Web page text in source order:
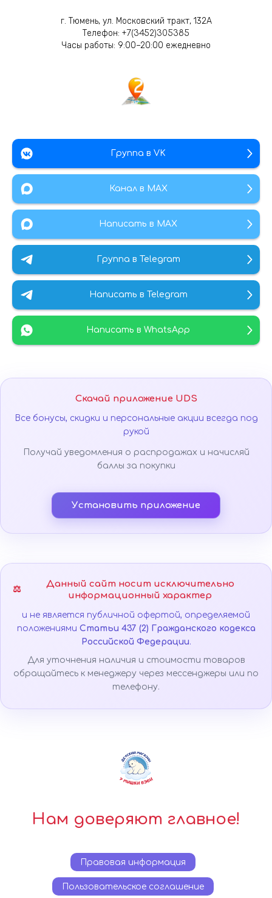
г. Тюмень, ул. Московский тракт, 132А
Телефон: +7(3452)305385
Часы работы: 9:00–20:00 ежедневно
Группа в VK
Канал в МАХ
Написать в MAX
Группа в Telegram
Написать в Telegram
Написать в WhatsApp
Скачай приложение UDS
Все бонусы, скидки и персональные акции всегда под
рукой
Получай уведомления о распродажах и начисляй
баллы за покупки
Установить приложение
⚖️
Данный сайт носит исключительно
информационный характер
и не является публичной офертой, определяемой
положениями Статьи 437 (2) Гражданского кодекса
Российской Федерации.
Для уточнения наличия и стоимости товаров
обращайтесь к менеджеру через мессенджеры или по
телефону.
Нам доверяют главное!
Правовая информация
Пользовательское соглашение